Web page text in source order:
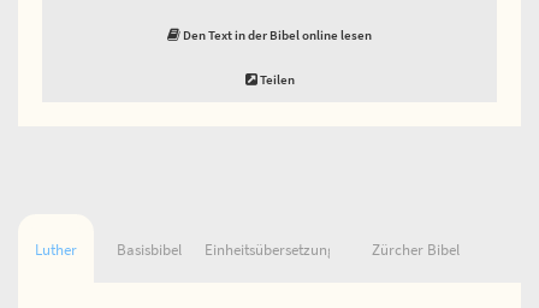
Den Text in der Bibel online lesen
Teilen
Luther Basisbibel Einheitsübersetzung Zürcher Bibel